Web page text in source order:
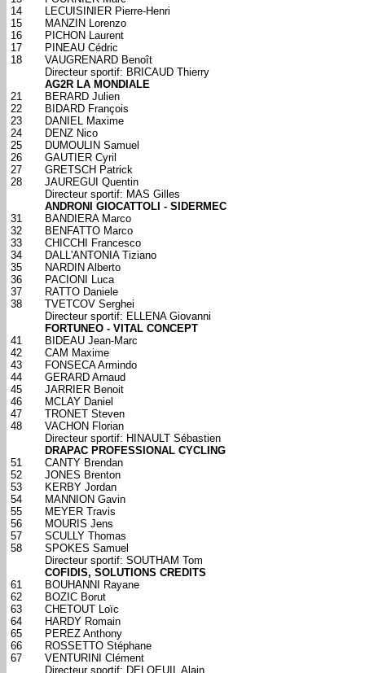
14
LECUISINIER Pierre-Henri
15
MANZIN Lorenzo
16
PICHON Laurent
17
PINEAU Cédric
18
VAUGRENARD Benoît
Directeur sportif: BRICAUD Thierry
AG2R LA MONDIALE
21
BERARD Julien
22
BIDARD François
23
DANIEL Maxime
24
DENZ Nico
25
DUMOULIN Samuel
26
GAUTIER Cyril
27
GRETSCH Patrick
28
JAUREGUI Quentin
Directeur sportif: MAS Gilles
ANDRONI GIOCATTOLI - SIDERMEC
31
BANDIERA Marco
32
BENFATTO Marco
33
CHICCHI Francesco
34
DALL'ANTONIA Tiziano
35
NARDIN Alberto
36
PACIONI Luca
37
RATTO Daniele
38
TVETCOV Serghei
Directeur sportif: ELLENA Giovanni
FORTUNEO - VITAL CONCEPT
41
BIDEAU Jean-Marc
42
CAM Maxime
43
FONSECA Armindo
44
GERARD Arnaud
45
JARRIER Benoit
46
MCLAY Daniel
47
TRONET Steven
48
VACHON Florian
Directeur sportif: HINAULT Sébastien
DRAPAC PROFESSIONAL CYCLING
51
CANTY Brendan
52
JONES Brenton
53
KERBY Jordan
54
MANNION Gavin
55
MEYER Travis
56
MOURIS Jens
57
SCULLY Thomas
58
SPOKES Samuel
Directeur sportif: SOUTHAM Tom
COFIDIS, SOLUTIONS CREDITS
61
BOUHANNI Rayane
62
BOZIC Borut
63
CHETOUT Loïc
64
HARDY Romain
65
PEREZ Anthony
66
ROSSETTO Stéphane
67
VENTURINI Clément
Directeur sportif: DELOEUIL Alain